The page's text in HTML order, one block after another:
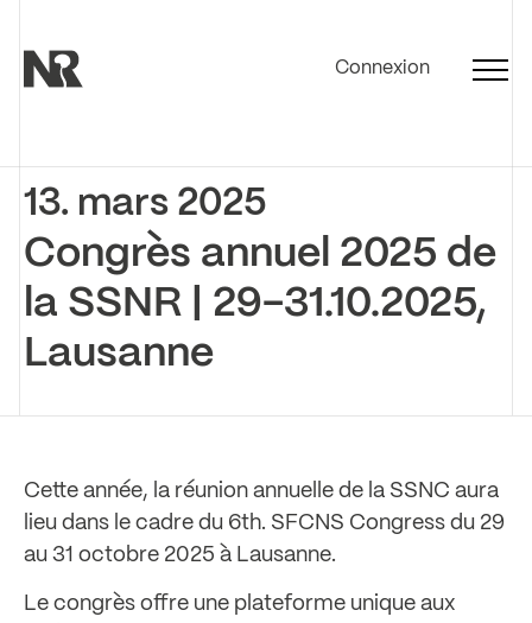
Connexion
13. mars 2025
Congrès annuel 2025 de
la SSNR | 29-31.10.2025,
Lausanne
Cette année, la réunion annuelle de la SSNC aura
lieu dans le cadre du 6th. SFCNS Congress du 29
au 31 octobre 2025 à Lausanne.
Le congrès offre une plateforme unique aux